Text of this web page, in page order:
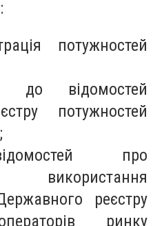
потужностей
до відомостей
потужностей
про
реєстру
ринку